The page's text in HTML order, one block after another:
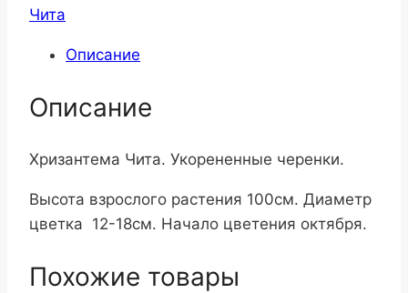
Чита
Описание
Описание
Хризантема Чита. Укорененные черенки.
Высота взрослого растения 100см. Диаметр
цветка 12-18см. Начало цветения октября.
Похожие товары